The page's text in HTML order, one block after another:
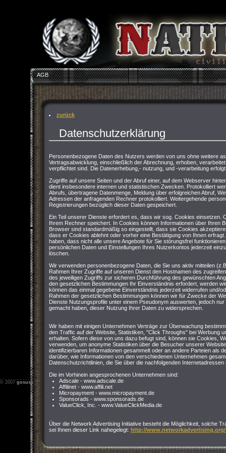
AGB
zurück
Datenschutzerklärung
Personenbezogene Daten des Nutzers werden von uns ohne weitere
Vertragsabwicklung, einschließlich der Abrechnung, erhoben,
verpflichtet sind. Die Datenerhebung,- nutzung, und -verarbeitung
Zugriffe auf unsere Seiten und der Abruf einer, auf dem Webserver
dient insbesondere internen und statistischen Zwecken. Protokolliert
Abrufs, übertragene Datenmenge, Meldung über erfolgreichen Abruf,
Adressen der anfragenden Rechner protokolliert. Weitergehende
Registrierungen bezüglich dieser Daten gespeichert.
Ein Teil unserer Dienste erfordert es, dass wir sog. Cookies einsetzen.
Ihrem Rechner speichert. In Cookies können Informationen über Ihren
Browser sind standardmäßig so eingestellt, dass sie Cookies
dass er Cookies ablehnt oder vorher eine Bestätigung von Ihnen
haben, dass nicht alle unsere Angebote für Sie störungsfrei
persönlichen Daten und Einstellungen Ihres Nutzerkontos jederzeit
löschen.
Wir verwenden personenbezogene Daten, die Sie uns aktiv mitteilen
Rahmen Ihrer Zugriffe auf unseren Dienst den Hostnamen des
des jeweiligen Zugriffs zur sicheren Durchführung des gewünschten
den gesetzlichen Bestimmungen Ihr Einverständnis erfordert, werden
können das einmal gegebene Einverständnis jederzeit widerrufen und/
Rahmen der gesetzlichen Bestimmungen können wir für Zwecke der
Dienste Nutzungsprofile unter einem Pseudonym auswerten, jedoch
gemacht haben, dieser Nutzung Ihrer Daten zu widersprechen.
Wir haben mit einigen Unternehmen Verträge zur Überwachung
den Traffic auf der Website, Statistiken, "Click Throughs" bei Werbung
erhalten. Sofern diese von uns dazu befugt sind, können sie Cookies,
verwenden, um anonyme Statistiken über die Besucher unserer
identifizierbaren Informationen gesammelt oder an andere Parteien als
darüber, wie Informationen von den verschiedenen Unternehmen
Datenschutzrichtlinien, die Sie über die nachfolgenden Internetadressen
Die im Vorhinein angesprochenen Unternehmen sind:
Adscale - www.adscale.de
Affilinet - www.affili.net
Micropayment - www.micropayment.de
Sponsorads - www.sponsorads.de
ValueClick, Inc. - www.ValueClickMedia.de
Über die Network Advertising Initiative besteht die Möglichkeit, solche
sei Ihnen dieser Link nahegelegt: http://
© 2007 gosus.net Impressum-Nutzungsbedingungen